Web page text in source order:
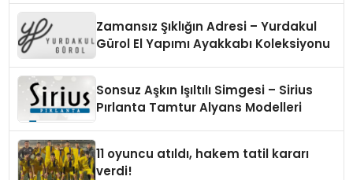
Zamansız Şıklığın Adresi – Yurdakul
Gürol El Yapımı Ayakkabı Koleksiyonu
Sonsuz Aşkın Işıltılı Simgesi – Sirius
Pırlanta Tamtur Alyans Modelleri
11 oyuncu atıldı, hakem tatil kararı
verdi!